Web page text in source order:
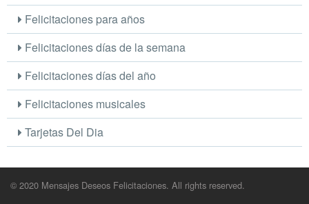
Felicitaciones para años
Felicitaciones días de la semana
Felicitaciones días del año
Felicitaciones musicales
Tarjetas Del Dia
© 2020 Mensajes Deseos Felicitaciones. All rights reserved.